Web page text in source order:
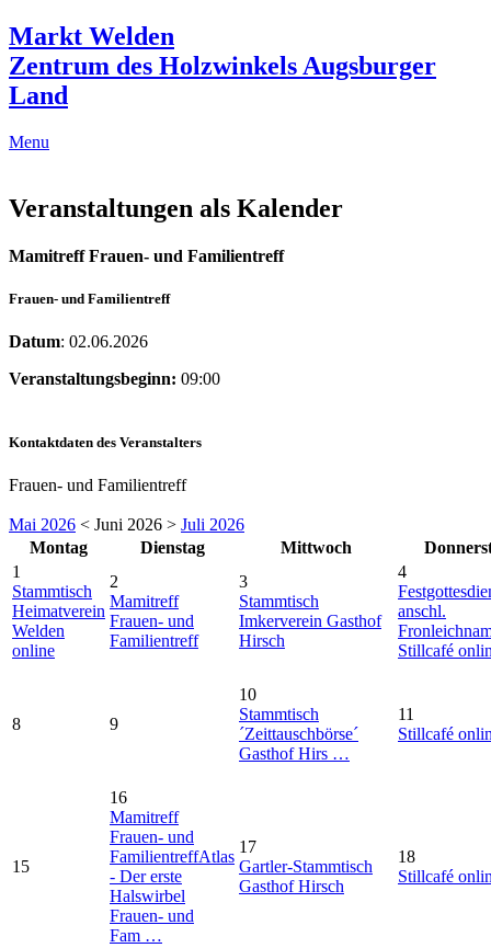
Markt Welden
Zentrum des Holzwinkels Augsburger
Land
Menu
Veranstaltungen als Kalender
Mamitreff Frauen- und Familientreff
Frauen- und Familientreff
Datum: 02.06.2026
Veranstaltungsbeginn: 09:00
Kontaktdaten des Veranstalters
Frauen- und Familientreff
Mai 2026 < Juni 2026 > Juli 2026
Montag
Dienstag Mittwoch
1
Stammtisch
Heimatverein
Welden
online
2
Mamitreff
Frauen- und
Familientreff
3
Stammtisch
Imkerverein Gasthof
Hirsch
4
anschl.
Stillcafé
8 9
10
Stammtisch
´Zeittauschbörse´
Gasthof Hirs …
11
Stillcafé
15
16
Mamitreff
Frauen- und
FamilientreffAtlas
- Der erste
Halswirbel
Frauen- und
Fam …
17
Gartler-Stammtisch
Gasthof Hirsch
18
Stillcafé